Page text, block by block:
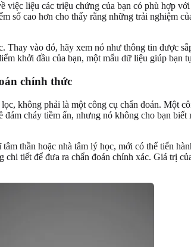
việc liệu các triệu chứng của bạn có phù hợp
số cao hơn cho thấy rằng những trải nghiệm
vào đó, hãy xem nó như thông tin được
khởi đầu của bạn, một mẩu dữ liệu giúp bạn
chính thức
không phải là một công cụ chẩn đoán. Một
cháy tiềm ẩn, nhưng nó không cho bạn
thần hoặc nhà tâm lý học, mới có thể tiến
chi tiết để đưa ra chẩn đoán chính xác. Giá trị